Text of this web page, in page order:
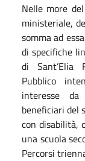
Nelle more
ministeriale,
somma ad
di specifiche
di
Pubblico
interesse
beneficiari del
con disabilità,
una scuola
Percorsi